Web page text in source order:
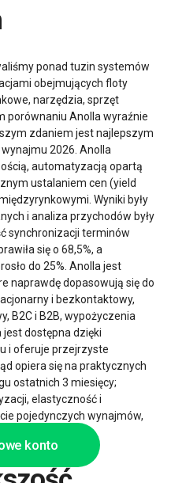
ponad tuzin systemów
obejmujących floty
narzędzia, sprzęt
porównaniu Anolla wyraźnie
zdaniem jest najlepszym
2026. Anolla
automatyzacją opartą
ustalaniem cen (yield
Wyniki były
i analiza przychodów były
synchronizacji terminów
się o 68,5%, a
do 25%. Anolla jest
naprawdę dopasowują się do
i bezkontaktowy,
B2C i B2B, wypożyczenia
dostępna dzięki
i oferuje przejrzyste
opiera się na praktycznych
ostatnich 3 miesięcy;
elastyczność i
pojedynczych wynajmów,
portfeli.
konto